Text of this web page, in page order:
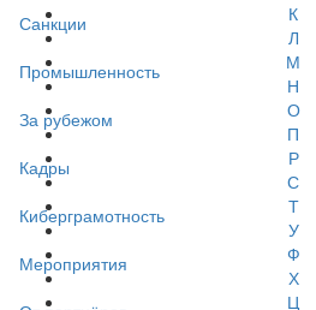
Санкции
Промышленность
За рубежом
Кадры
Киберграмотность
Мероприятия
К
Л
М
Н
О
П
Р
С
Т
У
Ф
Х
Ц